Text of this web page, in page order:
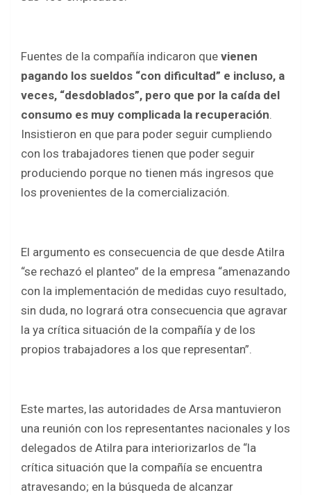
Fuentes de la compañía indicaron que vienen
pagando los sueldos “con dificultad” e incluso, a
veces, “desdoblados”, pero que por la caída del
consumo es muy complicada la recuperación.
Insistieron en que para poder seguir cumpliendo
con los trabajadores tienen que poder seguir
produciendo porque no tienen más ingresos que
los provenientes de la comercialización.
El argumento es consecuencia de que desde Atilra
“se rechazó el planteo” de la empresa “amenazando
con la implementación de medidas cuyo resultado,
sin duda, no logrará otra consecuencia que agravar
la ya crítica situación de la compañía y de los
propios trabajadores a los que representan”.
Este martes, las autoridades de Arsa mantuvieron
una reunión con los representantes nacionales y los
delegados de Atilra para interiorizarlos de “la
crítica situación que la compañía se encuentra
atravesando; en la búsqueda de alcanzar